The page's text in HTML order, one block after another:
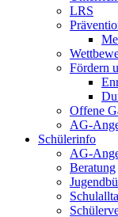
LRS
Fördern
Offene
AG-
Schülerinfo
AG-
Beratung